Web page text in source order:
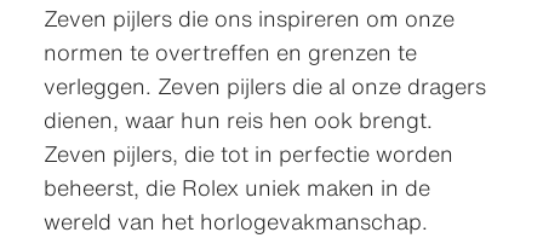
Zeven pijlers die ons inspireren om onze
normen te overtreffen en grenzen te
verleggen. Zeven pijlers die al onze dragers
dienen, waar hun reis hen ook brengt.
Zeven pijlers, die tot in perfectie worden
beheerst, die Rolex uniek maken in de
wereld van het horloge­vakmanschap.